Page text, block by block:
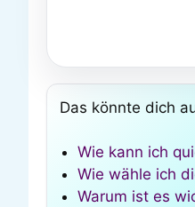
Das könnte dich
Wie kann ich
Wie wähle ich
Warum ist es